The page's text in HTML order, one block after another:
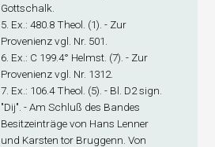
Gottschalk.
5. Ex. : 480.8 Theol. (1). - Zur
Provenienz vgl. Nr. 501.
6. Ex. : C 199.4° Helmst. (7). - Zur
Provenienz vgl. Nr. 1312.
7. Ex. : 106.4 Theol. (5). - Bl. D2 sign.
"Dij". - Am Schluß des Bandes
Besitzeinträge von Hans Lenner
und Karsten tor Bruggenn. Von